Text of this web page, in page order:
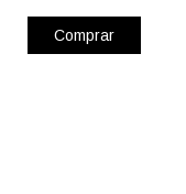
Comprar